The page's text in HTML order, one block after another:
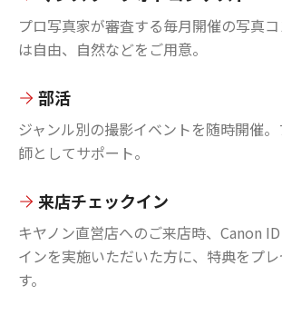
プロ写真家が審査する毎月開催の写真
は自由、自然などをご用意。
部活
ジャンル別の撮影イベントを随時開催
師としてサポート。
来店チェックイン
キヤノン直営店へのご来店時、Canon
インを実施いただいた方に、特典をプ
す。